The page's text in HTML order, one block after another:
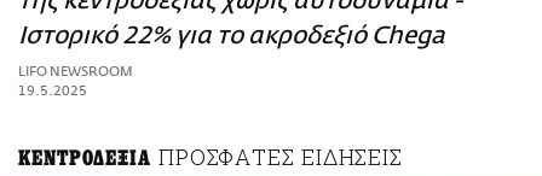
ΑΜΠΑ
PRINT
Ιστορικό 22% για το ακροδεξιό Chega
LIFO NEWSROOM
19.5.2025
ΚΕΝΤΡΟΔΕΞΙΑ ΠΡΟΣΦΑΤΕΣ ΕΙΔΗΣΕΙΣ